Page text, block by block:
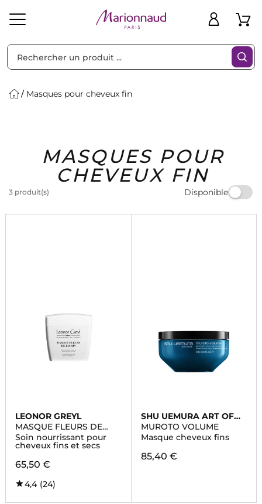
Solaire Homme Marques Idées
Cadeaux
Bons
Plans
Masques pour cheveux fin
MASQUES POUR
CHEVEUX FIN
3 produit(s) Disponible
Filtres
LEONOR GREYL
MASQUE FLEURS DE
JASMIN
Soin nourrissant pour
cheveux fins et secs
65,50 €
4,4 (24)
SHU UEMURA ART OF
HAIR
MUROTO VOLUME
Masque cheveux fins
85,40 €